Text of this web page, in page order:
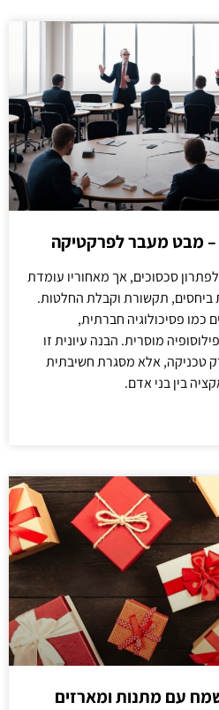
– מבט מעבר לפרקטיקה
סכסוכים, אך מאחוריו עומדת
ביחסים, תקשורת וקבלת החלטות.
כמו פסיכולוגיה חברתית,
מוסרית. הבנה עיונית זו
טכניקה, אלא מסגרת חשיבתית
בין בני אדם.
עם מתנות ומארזים